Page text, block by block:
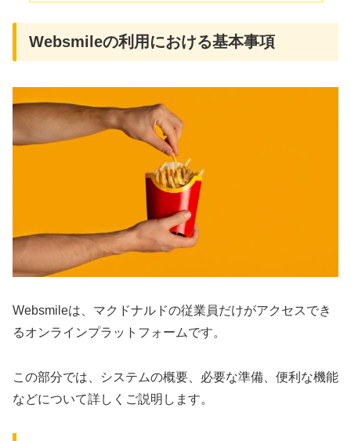
Websmileの利用における基本事項
Websmileは、マクドナルドの従業員だけがアクセスでき
るオンラインプラットフォームです。
この部分では、システムの概要、必要な準備、便利な機能
などについて詳しくご説明します。